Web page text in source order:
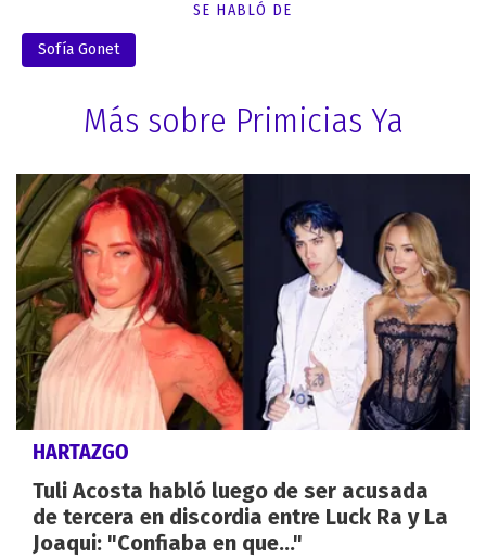
SE HABLÓ DE
Sofía Gonet
Más sobre Primicias Ya
HARTAZGO
Tuli Acosta habló luego de ser acusada
de tercera en discordia entre Luck Ra y La
Joaqui: "Confiaba en que..."